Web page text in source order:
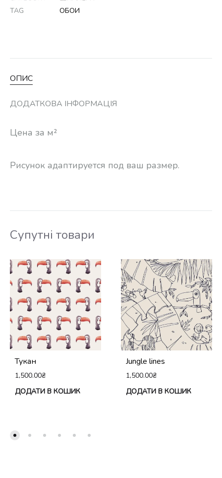
TAG
ОБОИ
ОПИС
ДОДАТКОВА ІНФОРМАЦІЯ
Цена за м²
Рисунок адаптируется под ваш размер.
Супутні товари
Тукан
1,500.00₴
ДОДАТИ В КОШИК
Jungle lines
1,500.00₴
ДОДАТИ В КОШИК